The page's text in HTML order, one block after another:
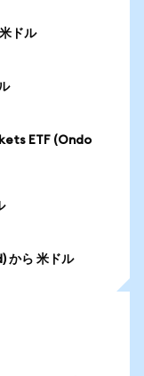
ドル
ETF (Ondo
から 米ドル